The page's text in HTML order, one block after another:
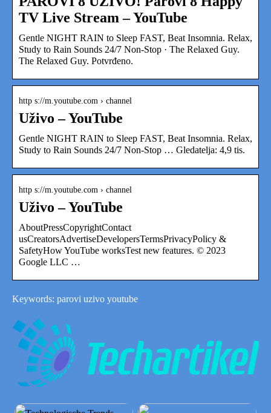
TV Live Stream – YouTube
Gentle NIGHT RAIN to Sleep FAST, Beat Insomnia. Relax,
Study to Rain Sounds 24/7 Non-Stop · The Relaxed Guy.
The Relaxed Guy. Potvrđeno.
http s://m.youtube.com › channel
Uživo – YouTube
Gentle NIGHT RAIN to Sleep FAST, Beat Insomnia. Relax,
Study to Rain Sounds 24/7 Non-Stop … Gledatelja: 4,9 tis.
http s://m.youtube.com › channel
Uživo – YouTube
AboutPressCopyrightContact
usCreatorsAdvertiseDevelopersTermsPrivacyPolicy &
SafetyHow YouTube worksTest new features. © 2023
Google LLC …
Keywords: parovi uzivo youtube